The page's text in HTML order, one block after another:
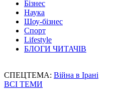
Бізнес
Наука
Шоу-бізнес
Спорт
Lifestyle
БЛОГИ ЧИТАЧІВ
СПЕЦТЕМА: Війна в Ірані
ВСІ ТЕМИ